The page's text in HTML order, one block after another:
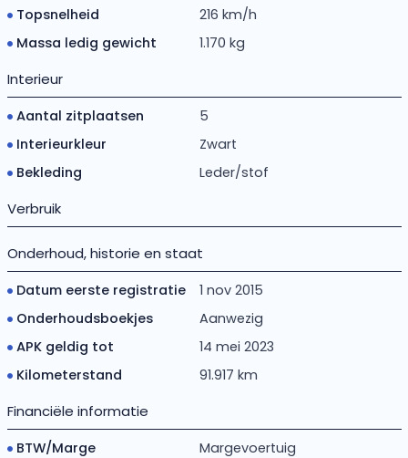
Topsnelheid
216 km/h
Massa ledig gewicht
1.170 kg
Interieur
Aantal zitplaatsen
5
Interieurkleur
Zwart
Bekleding
Leder/stof
Verbruik
Onderhoud, historie en staat
Datum eerste registratie
1 nov 2015
Onderhoudsboekjes
Aanwezig
APK geldig tot
14 mei 2023
Kilometerstand
91.917 km
Financiële informatie
BTW/Marge
Margevoertuig